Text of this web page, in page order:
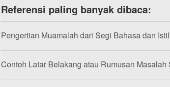
Referensi paling banyak dibaca:
Pengertian Muamalah dari Segi Bahasa dan
Contoh Latar Belakang atau Rumusan Masalah